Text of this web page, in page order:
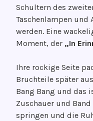
Schultern des
Taschenlampen und
werden. Eine
Moment, der „In
Ihre rockige Seite
Bruchteile später
Bang Bang und das
Zuschauer und
springen und die